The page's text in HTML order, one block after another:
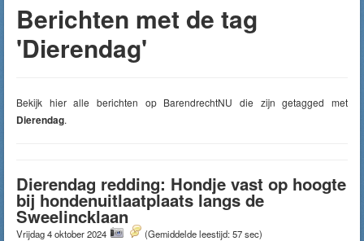
Berichten met de tag
'Dierendag'
Bekijk hier alle berichten op BarendrechtNU die zijn getagged met
Dierendag.
Dierendag redding: Hondje vast op hoogte
bij hondenuitlaatplaats langs de
Sweelincklaan
Vrijdag 4 oktober 2024 (Gemiddelde leestijd: 57 sec)